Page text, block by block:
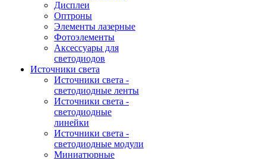
Дисплеи
Оптроны
Элементы лазерные
Фотоэлементы
Аксессуары для
светодиодов
Источники света
Источники света -
светодиодные ленты
Источники света -
светодиодные
линейки
Источники света -
светодиодные модули
Миниатюрные